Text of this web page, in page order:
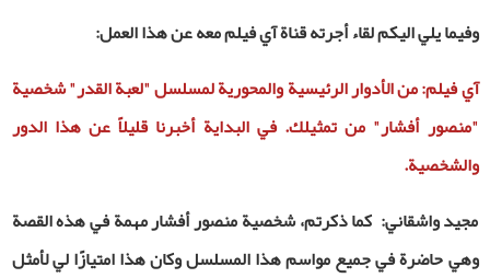
وفيما يلي اليكم لقاء أجرته قناة آي فيلم معه عن هذا العمل:
آي فيلم: من الأدوار الرئيسية والمحورية لمسلسل "لعبة القدر" شخصية
"منصور أفشار" من تمثيلك. في البداية أخبرنا قليلاً عن هذا الدور
والشخصية.
مجيد واشقاني: كما ذكرتم، شخصية منصور أفشار مهمة في هذه القصة
وهي حاضرة في جميع مواسم هذا المسلسل وكان هذا امتيازًا لي لأمثل